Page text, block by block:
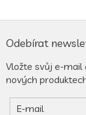
á
a
Odebírat
Vložte svůj e-
nových
E-mail